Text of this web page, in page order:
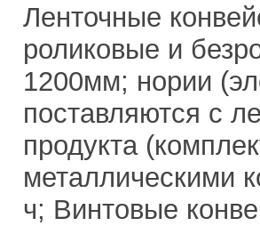
Ленточные
роликовые и
1200мм; нории
поставляются с
продукта
металлическими
ч; Винтовые